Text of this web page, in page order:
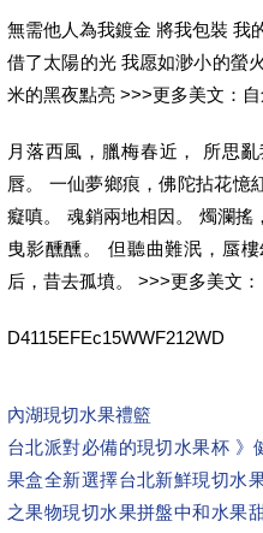
無需他人為我鍍金 將我包裝 我
借了太陽的光 我愿如渺小的螢
米的黑夜點亮 >>>更多美文：
月落西風，臘梅春近， 所思
唇。 一仙夢鄉痕，佛陀拈花憶
癡嗔。 魂銷兩地相因。 燭瀾搖
曳影醺醺。 但聽曲難泯，蜃
后，昔去孤墳。 >>>更多美文
D4115EFEc15WWF212WD
內湖現切水果禮籃
台北派對必備的現切水果杯 》
果盒全新選擇台北新鮮現切水
之果物現切水果拼盤中和水果